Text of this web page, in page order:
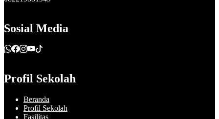
Sosial Media
Profil Sekolah
Beranda
Profil Sekolah
Fasilitas